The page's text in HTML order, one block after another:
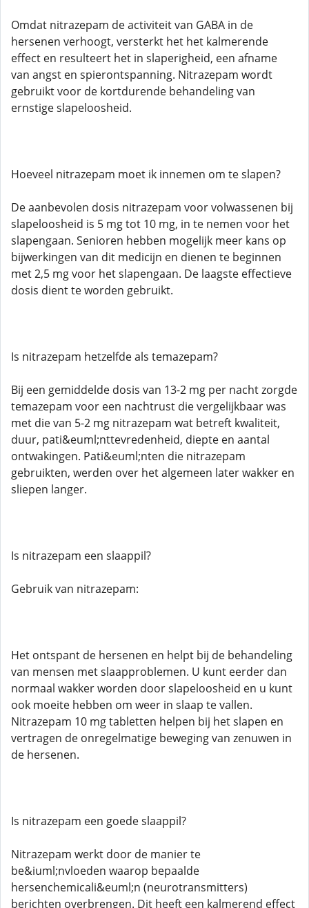
Omdat nitrazepam de activiteit van GABA in de
hersenen verhoogt, versterkt het het kalmerende
effect en resulteert het in slaperigheid, een afname
van angst en spierontspanning. Nitrazepam wordt
gebruikt voor de kortdurende behandeling van
ernstige slapeloosheid.
Hoeveel nitrazepam moet ik innemen om te slapen?
De aanbevolen dosis nitrazepam voor volwassenen bij
slapeloosheid is 5 mg tot 10 mg, in te nemen voor het
slapengaan. Senioren hebben mogelijk meer kans op
bijwerkingen van dit medicijn en dienen te beginnen
met 2,5 mg voor het slapengaan. De laagste effectieve
dosis dient te worden gebruikt.
Is nitrazepam hetzelfde als temazepam?
Bij een gemiddelde dosis van 13-2 mg per nacht zorgde
temazepam voor een nachtrust die vergelijkbaar was
met die van 5-2 mg nitrazepam wat betreft kwaliteit,
duur, pati&euml;nttevredenheid, diepte en aantal
ontwakingen. Pati&euml;nten die nitrazepam
gebruikten, werden over het algemeen later wakker en
sliepen langer.
Is nitrazepam een ​​slaappil?
Gebruik van nitrazepam:
Het ontspant de hersenen en helpt bij de behandeling
van mensen met slaapproblemen. U kunt eerder dan
normaal wakker worden door slapeloosheid en u kunt
ook moeite hebben om weer in slaap te vallen.
Nitrazepam 10 mg tabletten helpen bij het slapen en
vertragen de onregelmatige beweging van zenuwen in
de hersenen.
Is nitrazepam een ​​goede slaappil?
Nitrazepam werkt door de manier te
be&iuml;nvloeden waarop bepaalde
hersenchemicali&euml;n (neurotransmitters)
berichten overbrengen. Dit heeft een kalmerend effect